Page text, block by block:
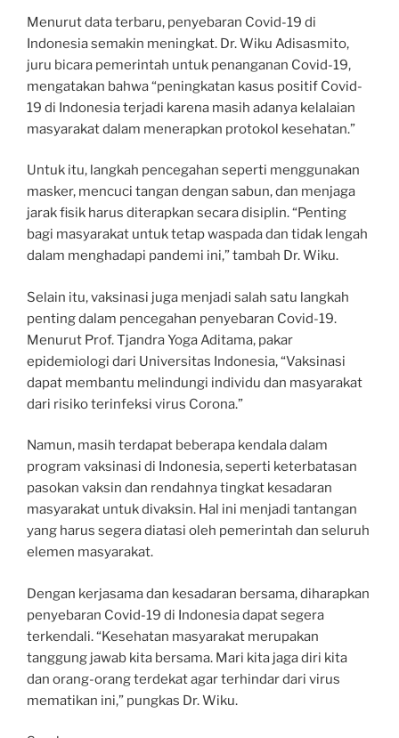
Menurut data terbaru, penyebaran Covid-19 di
Indonesia semakin meningkat. Dr. Wiku Adisasmito,
juru bicara pemerintah untuk penanganan Covid-19,
mengatakan bahwa “peningkatan kasus positif Covid-
19 di Indonesia terjadi karena masih adanya kelalaian
masyarakat dalam menerapkan protokol kesehatan.”
Untuk itu, langkah pencegahan seperti menggunakan
masker, mencuci tangan dengan sabun, dan menjaga
jarak fisik harus diterapkan secara disiplin. “Penting
bagi masyarakat untuk tetap waspada dan tidak lengah
dalam menghadapi pandemi ini,” tambah Dr. Wiku.
Selain itu, vaksinasi juga menjadi salah satu langkah
penting dalam pencegahan penyebaran Covid-19.
Menurut Prof. Tjandra Yoga Aditama, pakar
epidemiologi dari Universitas Indonesia, “Vaksinasi
dapat membantu melindungi individu dan masyarakat
dari risiko terinfeksi virus Corona.”
Namun, masih terdapat beberapa kendala dalam
program vaksinasi di Indonesia, seperti keterbatasan
pasokan vaksin dan rendahnya tingkat kesadaran
masyarakat untuk divaksin. Hal ini menjadi tantangan
yang harus segera diatasi oleh pemerintah dan seluruh
elemen masyarakat.
Dengan kerjasama dan kesadaran bersama, diharapkan
penyebaran Covid-19 di Indonesia dapat segera
terkendali. “Kesehatan masyarakat merupakan
tanggung jawab kita bersama. Mari kita jaga diri kita
dan orang-orang terdekat agar terhindar dari virus
mematikan ini,” pungkas Dr. Wiku.